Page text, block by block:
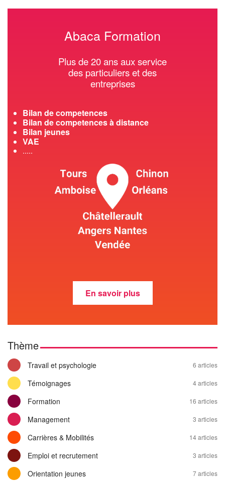
Abaca Formation
Plus de 20 ans aux service
des particuliers et des
entreprises
Bilan de competences
Bilan de competences à distance
Bilan jeunes
VAE
.....
En savoir plus
Thème
Travail et psychologie 6 articles
Témoignages 4 articles
Formation 16 articles
Management 3 articles
Carrières & Mobilités 14 articles
Emploi et recrutement 3 articles
Orientation jeunes 7 articles